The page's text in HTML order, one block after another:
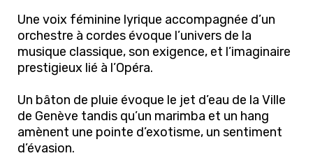
Une voix féminine lyrique accompagnée d’un
orchestre à cordes évoque l’univers de la
musique classique, son exigence, et l’imaginaire
prestigieux lié à l’Opéra.
Un bâton de pluie évoque le jet d’eau de la Ville
de Genève tandis qu’un marimba et un hang
amènent une pointe d’exotisme, un sentiment
d’évasion.